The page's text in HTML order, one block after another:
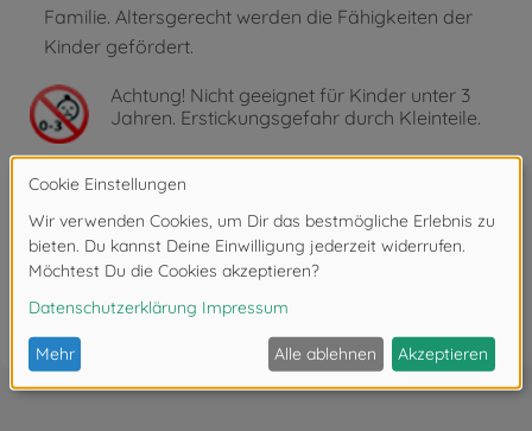
Familie. Altersgerecht werden die Fähigkeiten der
Kinder gefördert.
Achtung! Nicht geeignet für Kinder unter 3
Jahren. Erstickungsgefahr durch Kleinteile.
Bewertungen
FAQ (1)